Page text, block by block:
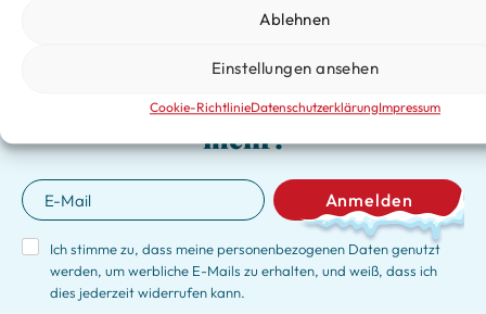
Ablehnen
Einstellungen ansehen
Cookie-RichtlinieDatenschutzerklärungImpressum
Verpasse keine exklusiven
Updates für die kalte Jahreszeit
mehr!
Ich stimme zu, dass meine personenbezogenen Daten genutzt
werden, um werbliche E-Mails zu erhalten, und weiß, dass ich
dies jederzeit widerrufen kann.
Anmelden